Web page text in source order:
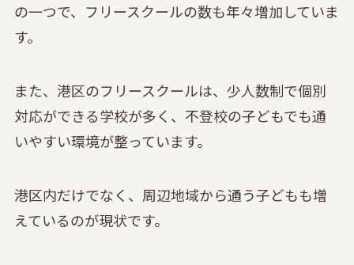
の一つで、フリースクールの数も年々増加していま
す。
また、港区のフリースクールは、少人数制で個別
対応ができる学校が多く、不登校の子どもでも通
いやすい環境が整っています。
港区内だけでなく、周辺地域から通う子どもも増
えているのが現状です。